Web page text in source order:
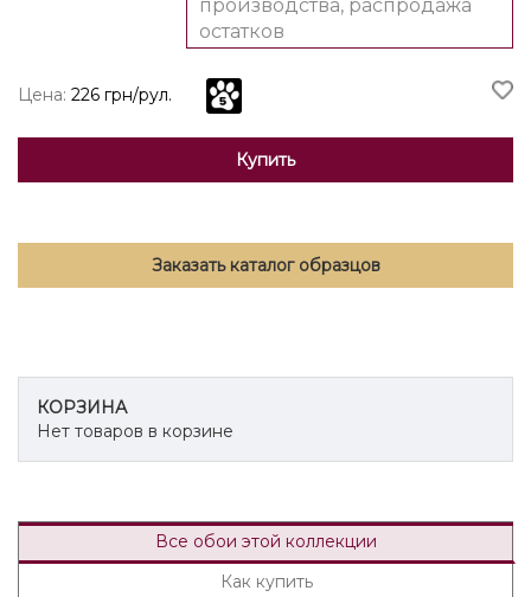
производства, распродажа
остатков
Цена: 226 грн/рул.
Купить
Заказать каталог образцов
КОРЗИНА
Нет товаров в корзине
Все обои этой коллекции
Как купить